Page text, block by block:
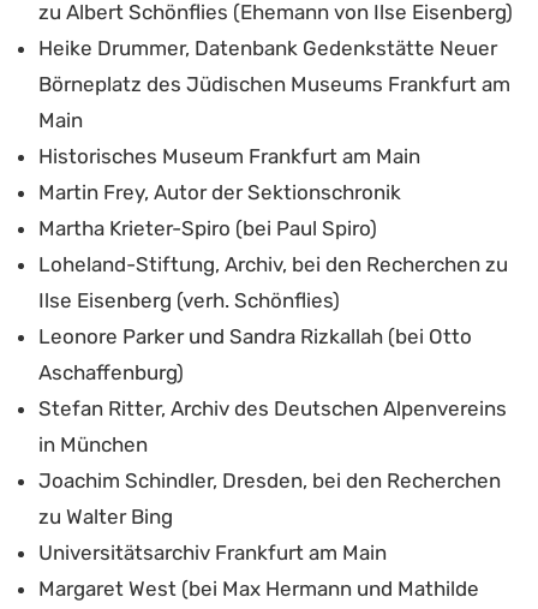
zu Albert Schönflies (Ehemann von Ilse Eisenberg)
Heike Drummer, Datenbank Gedenkstätte Neuer
Börneplatz des Jüdischen Museums Frankfurt am
Main
Historisches Museum Frankfurt am Main
Martin Frey, Autor der Sektionschronik
Martha Krieter-Spiro (bei Paul Spiro)
Loheland-Stiftung, Archiv, bei den Recherchen zu
Ilse Eisenberg (verh. Schönflies)
Leonore Parker und Sandra Rizkallah (bei Otto
Aschaffenburg)
Stefan Ritter, Archiv des Deutschen Alpenvereins
in München
Joachim Schindler, Dresden, bei den Recherchen
zu Walter Bing
Universitätsarchiv Frankfurt am Main
Margaret West (bei Max Hermann und Mathilde